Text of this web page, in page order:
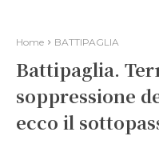
Home BATTIPAGLIA
Battipaglia.
soppressione
ecco il